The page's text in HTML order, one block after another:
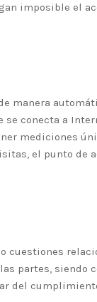
imposible el
manera
se conecta a
mediciones
el punto de
cuestiones
partes,
del